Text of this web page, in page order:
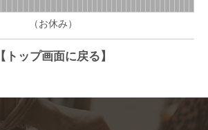
（お休み）
【トップ画面に戻る】